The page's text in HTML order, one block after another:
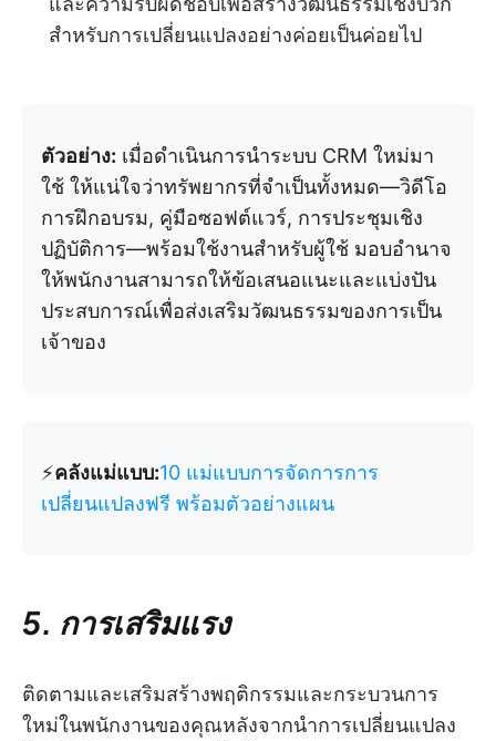
สำหรับการเปลี่ยนแปลงอย่างค่อยเป็นค่อยไป
ตัวอย่าง: เมื่อดำเนินการนำระบบ CRM ใหม่มา
ใช้ ให้แน่ใจว่าทรัพยากรที่จำเป็นทั้งหมด—วิดีโอ
การฝึกอบรม, คู่มือซอฟต์แวร์, การประชุมเชิง
ปฏิบัติการ—พร้อมใช้งานสำหรับผู้ใช้ มอบอำนาจ
ให้พนักงานสามารถให้ข้อเสนอแนะและแบ่งปัน
ประสบการณ์เพื่อส่งเสริมวัฒนธรรมของการเป็น
เจ้าของ
⚡️คลังแม่แบบ:10 แม่แบบการจัดการการ
เปลี่ยนแปลงฟรี พร้อมตัวอย่างแผน
5. การเสริมแรง
ติดตามและเสริมสร้างพฤติกรรมและกระบวนการ
ใหม่ในพนักงานของคุณหลังจากนำการเปลี่ยนแปลง